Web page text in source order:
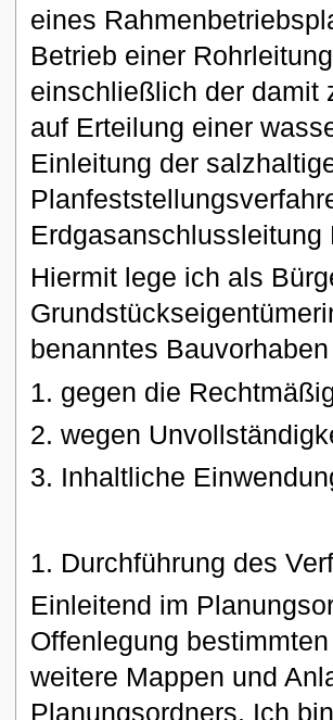
eines
Betrieb einer
einschließlich der damit
auf Erteilung einer
Einleitung der
Erdgasanschlussleitung
Hiermit lege ich als
benanntes
1. gegen die
2. wegen
3. Inhaltliche
1. Durchführung des
Einleitend im
Offenlegung
weitere Mappen und
Planungsordners. Ich